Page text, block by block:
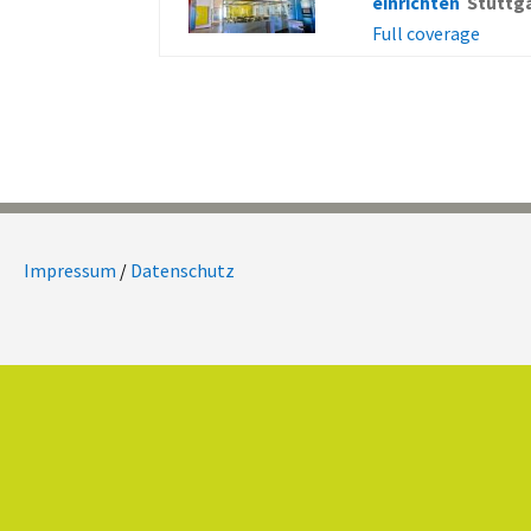
Full coverage
Impressum / Datenschutz